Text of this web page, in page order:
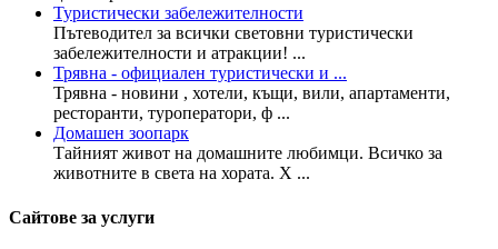
Туристически забележителности
Пътеводител за всички световни туристически
забележителности и атракции! ...
Трявна - официален туристически и ...
Трявна - новини , хотели, къщи, вили, апартаменти,
ресторанти, туроператори, ф ...
Домашен зоопарк
Тайният живот на домашните любимци. Всичко за
животните в света на хората. Х ...
Сайтове за услуги